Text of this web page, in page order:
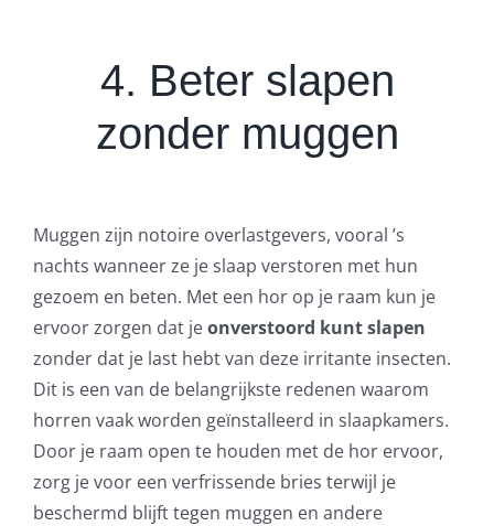
4. Beter slapen
zonder muggen
Muggen zijn notoire overlastgevers, vooral ’s
nachts wanneer ze je slaap verstoren met hun
gezoem en beten. Met een hor op je raam kun je
ervoor zorgen dat jeonverstoord kunt slapen
zonder dat je last hebt van deze irritante insecten.
Dit is een van de belangrijkste redenen waarom
horren vaak worden geïnstalleerd in slaapkamers.
Door je raam open te houden met de hor ervoor,
zorg je voor een verfrissende bries terwijl je
beschermd blijft tegen muggen en andere